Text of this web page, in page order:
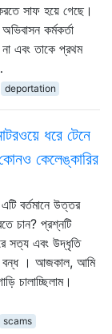
সাফ হয়ে গেছে।
কর্মকর্তা
না এবং তাকে প্রথম
deportation
ধরে টেনে
কেলেঙ্কারির
বর্তমানে উত্তর
চান? প্রশ্নটি
সত্য এবং উদ্ধৃতি
বন্ধ । আজকাল, আমি
চালাচ্ছিলাম।
scams